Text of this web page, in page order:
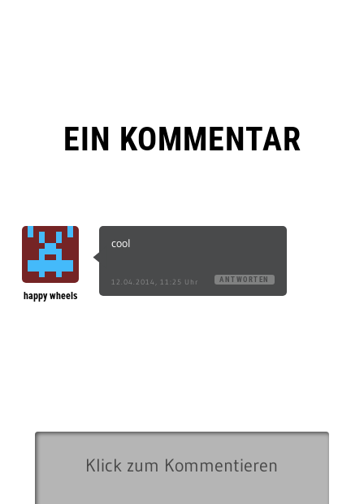
EIN KOMMENTAR
happy wheels
cool
12.04.2014, 11:25 Uhr ANTWORTEN